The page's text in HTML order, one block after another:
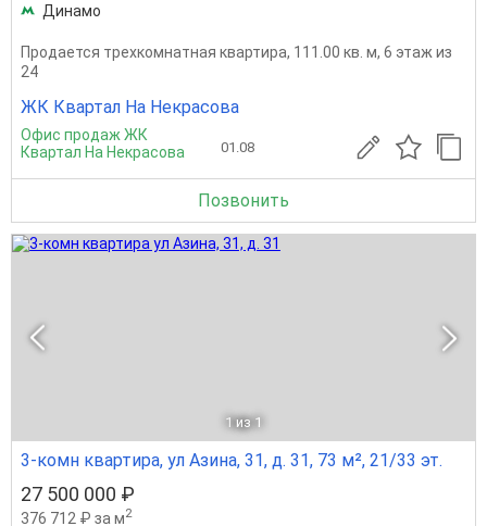
Динамо
Продается трехкомнатная квартира, 111.00 кв. м, 6 этаж из
24
ЖК Квартал На Некрасова
Офис продаж ЖК
Квартал На Некрасова
01.08
Позвонить
1 из 1
3-комн квартира, ул Азина, 31, д. 31, 73 м², 21/33 эт.
27 500 000 ₽
376 712 ₽ за м2